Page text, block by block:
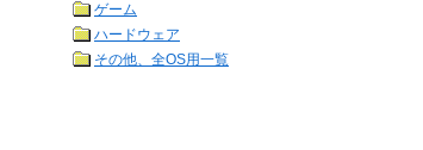
ゲーム
ハードウェア
その他、全OS用一覧